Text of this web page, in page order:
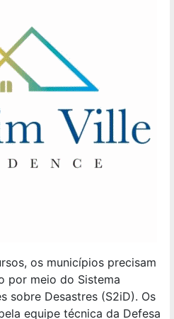
os municípios precisam
por meio do Sistema
sobre Desastres (S2iD). Os
equipe técnica da Defesa